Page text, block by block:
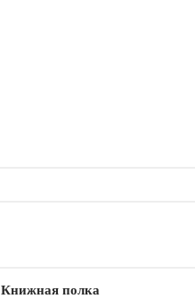
Книжная полка